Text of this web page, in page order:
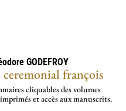
GODEFROY
ceremonial françois
cliquables des volumes
et accès aux manuscrits.